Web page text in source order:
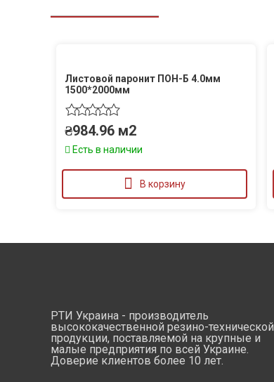
Листовой паронит ПОН-Б 4.0мм
1500*2000мм
₴984.96 м2
Есть в наличии
В корзину
РТИ Украина - производитель
высококачественной резино-технической
продукции, поставляемой на крупные и
малые предприятия по всей Украине.
Доверие клиентов более 10 лет.